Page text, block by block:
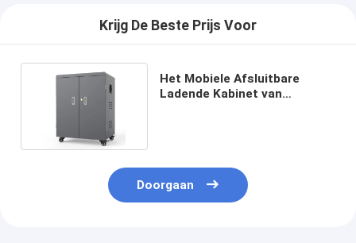
Krijg De Beste Prijs Voor
Het Mobiele Afsluitbare
Ladende Kabinet van
Doorgaan